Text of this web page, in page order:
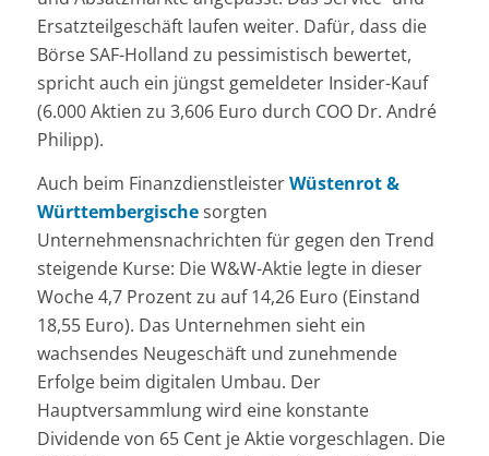
Ersatzteilgeschäft laufen weiter. Dafür, dass die
Börse SAF-Holland zu pessimistisch bewertet,
spricht auch ein jüngst gemeldeter Insider-Kauf
(6.000 Aktien zu 3,606 Euro durch COO Dr. André
Philipp).
Auch beim FinanzdienstleisterWüstenrot &
Württembergischesorgten
Unternehmensnachrichten für gegen den Trend
steigende Kurse: Die W&W-Aktie legte in dieser
Woche 4,7 Prozent zu auf 14,26 Euro (Einstand
18,55 Euro). Das Unternehmen sieht ein
wachsendes Neugeschäft und zunehmende
Erfolge beim digitalen Umbau. Der
Hauptversammlung wird eine konstante
Dividende von 65 Cent je Aktie vorgeschlagen. Die